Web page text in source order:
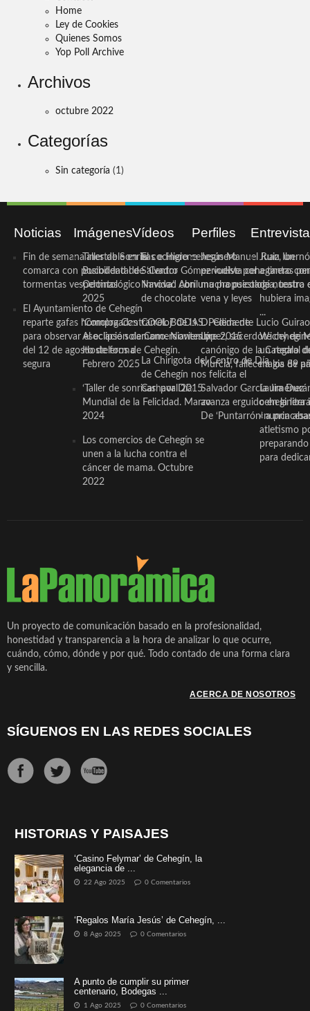
Home
Ley de Cookies
Quienes Somos
Yop Poll Archive
Archivos
octubre 2022
Categorías
Sin categoría (1)
Noticias
Fin de semana inestable en la
comarca con posibilidad de
tormentas vespertinas
El Ayuntamiento de Cehegín
reparte gafas homologadas
para observar el eclipse solar
del 12 de agosto de forma
segura
Imágenes
Taller de Sonrisas e Higiene
Bucodental de ‘Centro
Odontológico Innova’. Abril
2025
‘Compra Contrarreloj’ de la
Asociación de Comerciantes y
Hosteleros de Cehegín.
Febrero 2025
‘Taller de sonrisas’ por Día
Mundial de la Felicidad. Marzo
2024
Los comercios de Cehegín se
unen a la lucha contra el
cáncer de mama. Octubre
2022
Vídeos
El cocinero ceheginero
Salvador Gómez vuelve por
Navidad con una propuesta
de chocolate
COOL BODAS. Pedida de
mano. Noviembre 2015
La Chirigota del Centro de Día
de Cehegín nos felicita el
Carnaval 2015
Perfiles
Jesús Manuel Ruiz, un
periodista ceheginero con
mucha psicología, teatro
vena y leyes
D. Clemente Lucio Guirao
López, sacerdote
canónigo de la Catedral
Murcia, fallece a los 89
Salvador García Jiménez
avanza erguido en la
De ‘Puntarrón’ a
Juan
a tantas
de nuestra
hubiera
...
Wichy de
un regalo
magia de
Laura
ceheginera
«nunca
atletismo
para
Un proyecto de comunicación basado en la profesionalidad,
honestidad y transparencia a la hora de analizar lo que ocurre,
cuándo, cómo, dónde y por qué. Todo contado de una forma clara
y sencilla.
ACERCA DE NOSOTROS
SÍGUENOS EN LAS REDES SOCIALES
HISTORIAS Y PAISAJES
‘Casino Felymar’ de Cehegín, la
elegancia de ...
22 Ago 2025 0 Comentarios
‘Regalos María Jesús’ de Cehegín, ...
8 Ago 2025 0 Comentarios
A punto de cumplir su primer
centenario, Bodegas ...
1 Ago 2025 0 Comentarios